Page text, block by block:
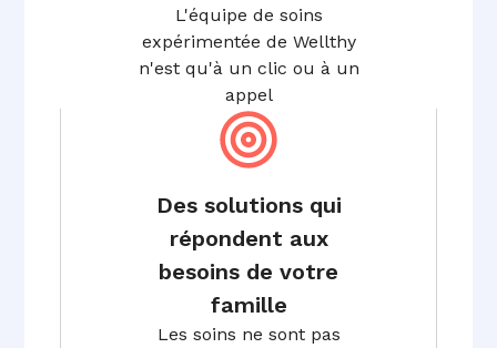
L'équipe de soins
expérimentée de Wellthy
n'est qu'à un clic ou à un
appel
Des solutions qui
répondent aux
besoins de votre
famille
Les soins ne sont pas